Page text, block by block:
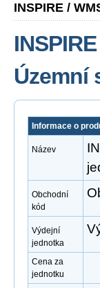
INSPIRE /
Územní
Informace o
Název
Obchodní
kód
Výdejní
jednotka
Cena za
jednotku